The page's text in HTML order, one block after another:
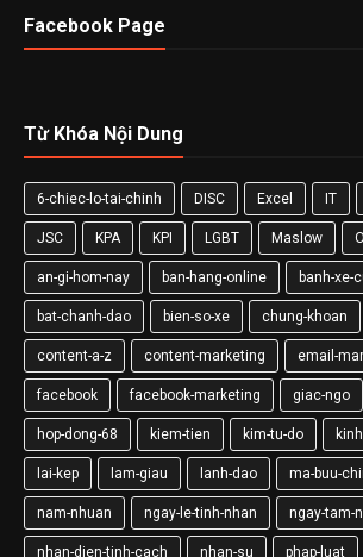
Facebook Page
Từ Khóa Nội Dung
6-chiec-lo-tai-chinh DISC Excel IT
JSC KPA KPI LGBT Maslow
an-gi-hom-nay ban-hang-online banh-xe-
bat-chanh-dao bien-so-xe chung-khoan
content-a-z content-marketing email-
facebook facebook-marketing giac-ngo
hop-dong-68 kiem-tien kim-tu-do
lai-kep lam-giau lanh-dao ma-buu-
nam-nhuan ngay-le-tinh-nhan ngay-tam-
nhan-dien-tinh-cach nhan-su phap-luat